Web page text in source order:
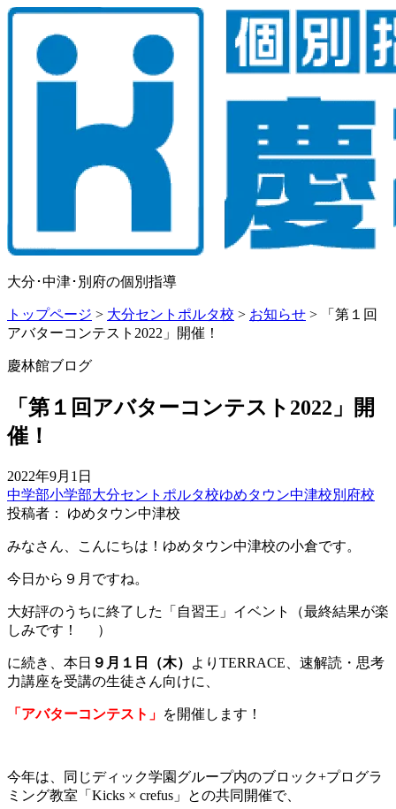
大分･中津･別府の個別指導
トップページ > 大分セントポルタ校 > お知らせ >
「第１回
アバターコンテスト2022」開催！
慶林館ブログ
「第１回アバターコンテスト2022」開
催！
2022年9月1日
中学部小学部大分セントポルタ校ゆめタウン中津校別府校
投稿者： ゆめタウン中津校
みなさん、こんにちは！ゆめタウン中津校の小倉です。
今日から９月ですね。
大好評のうちに終了した「自習王」イベント（最終結果が楽
しみです！
）
に続き、本日 ９月１日（木）
よりTERRACE、速解読・思考
力講座を受講の生徒さん向けに、
「アバターコンテスト」 を開催します！
今年は、同じディック学園グループ内のブロック+プログラ
ミング教室「Kicks × crefus」との共同開催で、